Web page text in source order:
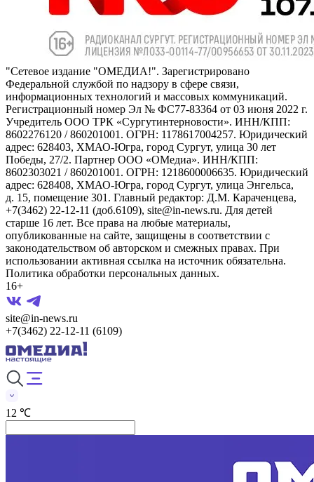
"Сетевое издание "ОМЕДИА!". Зарегистрировано
Федеральной службой по надзору в сфере связи,
информационных технологий и массовых коммуникаций.
Регистрационный номер Эл № ФС77-83364 от 03 июня 2022 г.
Учредитель ООО ТРК «Сургутинтерновости». ИНН/КПП:
8602276120 / 860201001. ОГРН: 1178617004257. Юридический
адрес: 628403, ХМАО-Югра, город Сургут, улица 30 лет
Победы, 27/2. Партнер ООО «ОМедиа». ИНН/КПП:
8602303021 / 860201001. ОГРН: 1218600006635. Юридический
адрес: 628408, ХМАО-Югра, город Сургут, улица Энгельса,
д. 15, помещение 301. Главный редактор: Д.М. Караченцева,
+7(3462) 22-12-11 (доб.6109), site@in-news.ru. Для детей
старше 16 лет. Все права на любые материалы,
опубликованные на сайте, защищены в соответствии с
законодательством об авторском и смежных правах. При
использовании активная ссылка на источник обязательна.
Политика обработки персональных данных.
16+
site@in-news.ru
+7(3462) 22-12-11 (6109)
12 ℃